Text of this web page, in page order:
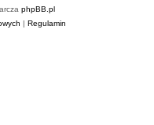
phpBB.pl
| Regulamin